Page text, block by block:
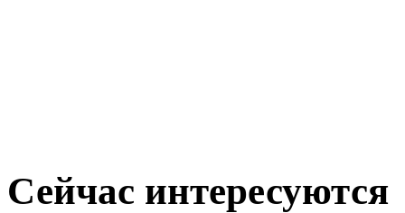
Сейчас интересуются